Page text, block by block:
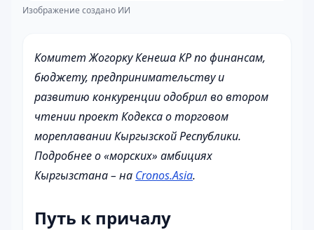
Изображение создано ИИ
Комитет Жогорку Кенеша КР по финансам,
бюджету, предпринимательству и
развитию конкуренции одобрил во втором
чтении проект Кодекса о торговом
мореплавании Кыргызской Республики.
Подробнее о «морских» амбициях
Кыргызстана – на Cronos.Asia.
Путь к причалу